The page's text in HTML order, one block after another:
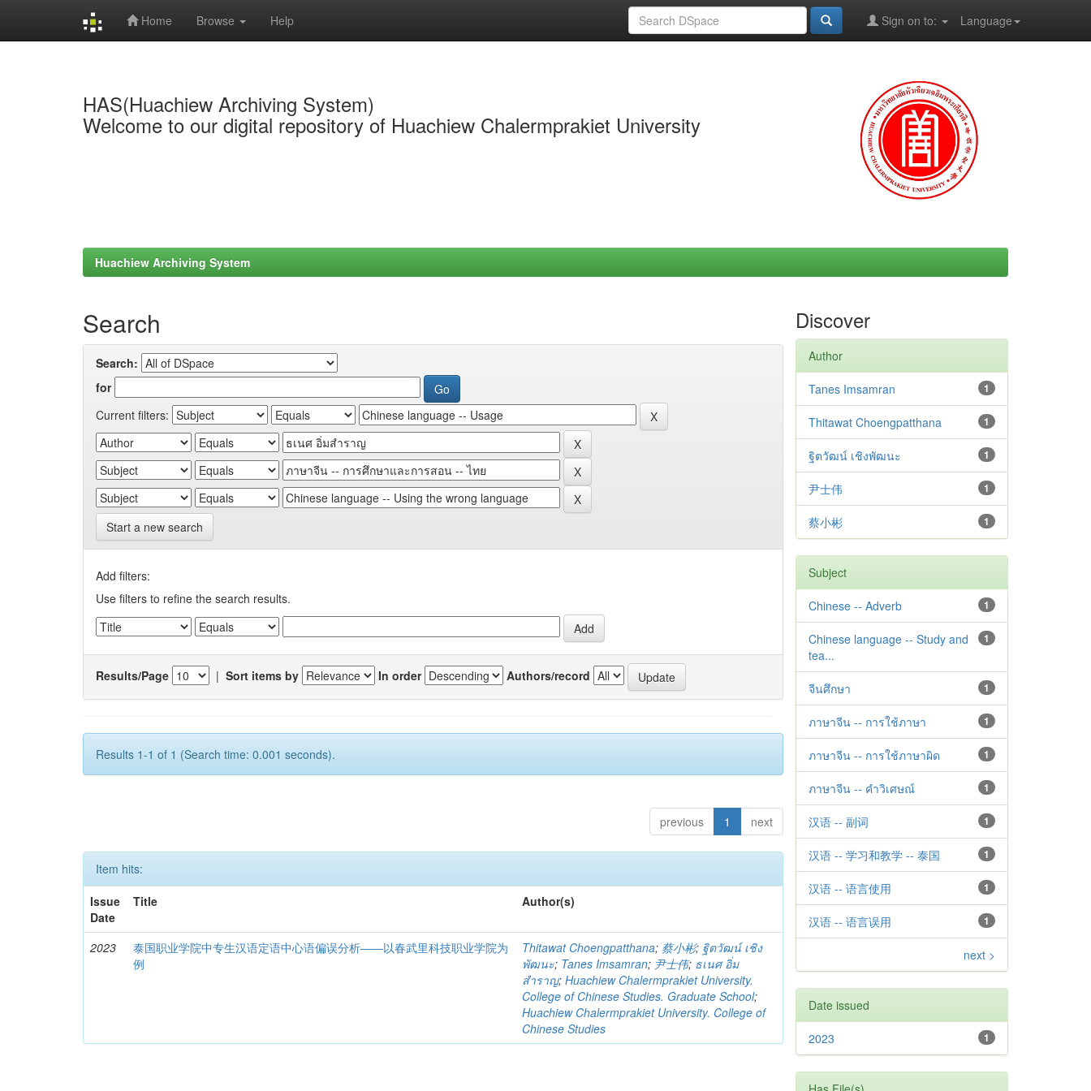
Home Browse Help Language
Sign on to:
HAS(Huachiew Archiving System)
Welcome to our digital repository of Huachiew Chalermprakiet University
Huachiew Archiving System
Search
Search:
for
Current filters:
Start a new search
Add filters:
Use filters to refine the search results.
Results/Page | Sort items by In order Authors/record
Results 1-1 of 1 (Search time: 0.001 seconds).
previous 1 next
Item hits:
Issue
Date
Title Author(s)
2023
泰国职业学院中专生汉语定语中心语偏误分析——以春武里科技职业学院为
例
Thitawat Choengpatthana; 蔡小彬; ฐิตวัฒน์ เชิง
พัฒนะ; Tanes Imsamran; 尹士伟; ธเนศ อิ่ม
สำราญ;Huachiew Chalermprakiet University.
College of Chinese Studies. Graduate School;
Huachiew Chalermprakiet University. College of
Chinese Studies
Discover
Author
1
Tanes Imsamran
1
Thitawat Choengpatthana
1
ฐิตวัฒน์ เชิงพัฒนะ
1
尹士伟
1
蔡小彬
Subject
1
Chinese -- Adverb
1
Chinese language -- Study and
tea...
1
จีนศึกษา
1
ภาษาจีน -- การใช้ภาษา
1
ภาษาจีน -- การใช้ภาษาผิด
1
ภาษาจีน -- คำวิเศษณ์
1
汉语 -- 副词
1
汉语 -- 学习和教学 -- 泰国
1
汉语 -- 语言使用
1
汉语 -- 语言误用
next >
Date issued
1
2023